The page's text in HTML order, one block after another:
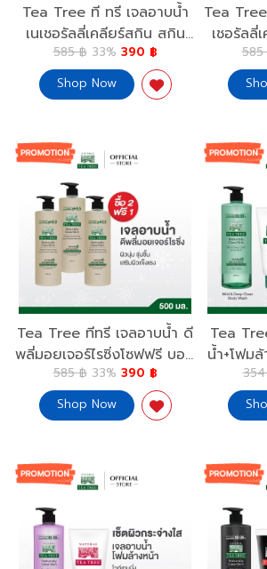
Tea Tree ที ทรี เจลอาบน้ำ
เนเชอรัลลี่เคลียร์สกิน สกิน
ไวท์เทนนิ่ง บอดี้ วอช 500
มล.2 ขวด ฟรี 1 ขวด ผิว
กระจ่างใส Tea Tree
Whitening Body Wash
500ml. 2 Free 1
585 ฿ 33% 390 ฿
Shop Now
Tea
เชอรัล
ฟายอิ้ง
ขวด ฟ
585
Tea Tree ทีทรี เจลอาบน้ำ ดี
พลี่มอยเจอร์ไรซิ่งโซฟฟรี บอดี้
วอช 500 มล.2 ขวด ฟรี 1
ขวด ผิวเนียนนุ่ม Tea Tree
Naturally Clear Skin
Wash 500ml. 2 Free 1
585 ฿ 33% 390 ฿
Shop Now
Tea
น้ำ+โฟม
ดีพคลี
หน้า อ
ออนซ์